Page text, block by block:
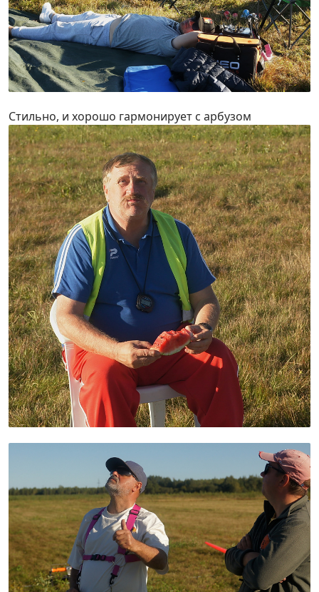
Стильно, и хорошо гармонирует с арбузом